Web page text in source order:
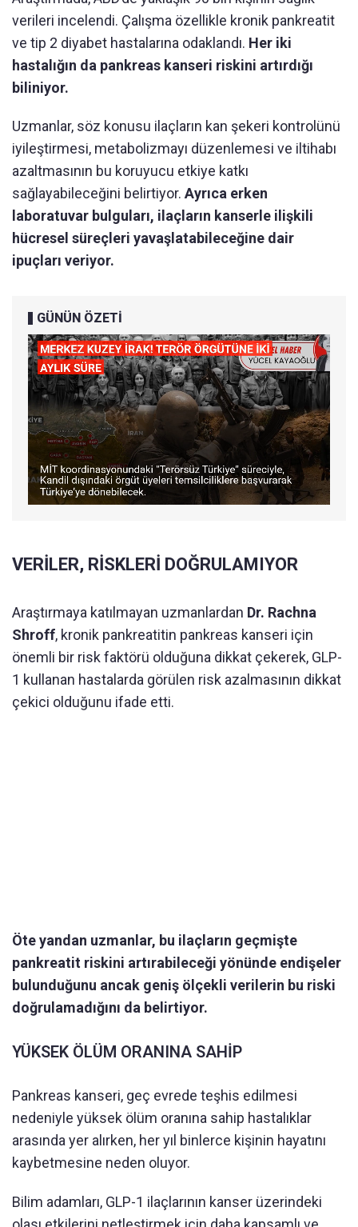
verileri incelendi. Çalışma özellikle kronik pankreatit
ve tip 2 diyabet hastalarına odaklandı. Her iki
hastalığın da pankreas kanseri riskini artırdığı
biliniyor.
Uzmanlar, söz konusu ilaçların kan şekeri kontrolünü
iyileştirmesi, metabolizmayı düzenlemesi ve iltihabı
azaltmasının bu koruyucu etkiye katkı
sağlayabileceğini belirtiyor. Ayrıca erken
laboratuvar bulguları, ilaçların kanserle ilişkili
hücresel süreçleri yavaşlatabileceğine dair
ipuçları veriyor.
GÜNÜN ÖZETİ
VERİLER, RİSKLERİ DOĞRULAMIYOR
Araştırmaya katılmayan uzmanlardan Dr. Rachna
Shroff, kronik pankreatitin pankreas kanseri için
önemli bir risk faktörü olduğuna dikkat çekerek, GLP-
1 kullanan hastalarda görülen risk azalmasının dikkat
çekici olduğunu ifade etti.
Öte yandan uzmanlar, bu ilaçların geçmişte
pankreatit riskini artırabileceği yönünde endişeler
bulunduğunu ancak geniş ölçekli verilerin bu riski
doğrulamadığını da belirtiyor.
YÜKSEK ÖLÜM ORANINA SAHİP
Pankreas kanseri, geç evrede teşhis edilmesi
nedeniyle yüksek ölüm oranına sahip hastalıklar
arasında yer alırken, her yıl binlerce kişinin hayatını
kaybetmesine neden oluyor.
Bilim adamları, GLP-1 ilaçlarının kanser üzerindeki